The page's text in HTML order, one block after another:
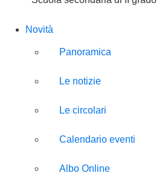
Novità
Panoramica
Le notizie
Le circolari
Calendario eventi
Albo Online